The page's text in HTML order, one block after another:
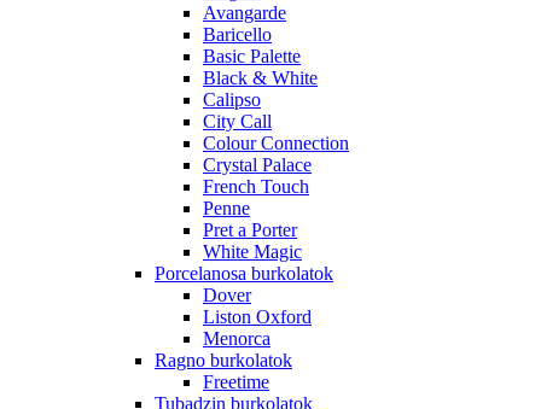
Avangarde
Baricello
Basic Palette
Black & White
Calipso
City Call
Colour Connection
Crystal Palace
French Touch
Penne
Pret a Porter
White Magic
Porcelanosa burkolatok
Dover
Liston Oxford
Menorca
Ragno burkolatok
Freetime
Tubadzin burkolatok